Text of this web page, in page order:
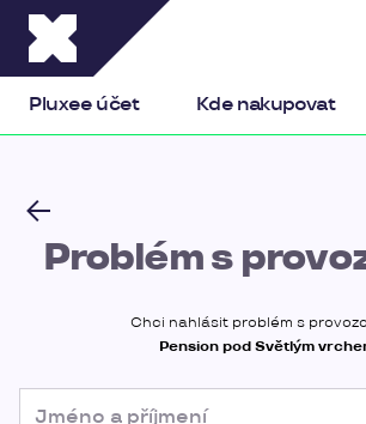
Pluxee účet Kde nakupovat
Problém s
Chci nahlásit problém s
Pension pod Světlým